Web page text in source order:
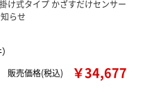
け式タイプ かざすだけセンサー
らせ
）
販売価格(税込) ￥34,677